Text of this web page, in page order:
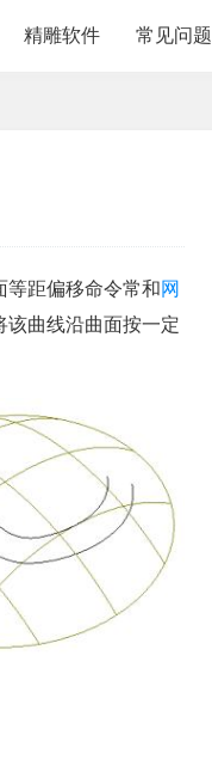
精雕软件 常见问题
等距偏移命令常和网
该曲线沿曲面按一定